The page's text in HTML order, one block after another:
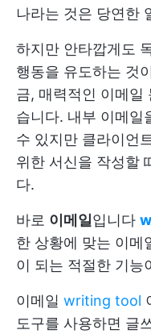
나라는 것은 당연한
하지만 안타깝게도
행동을 유도하는 것
금, 매력적인 이메일
습니다. 내부 이메일
수 있지만 클라이언
위한 서신을 작성할
다.
바로 이메일 입니다
한 상황에 맞는 이메
이 되는 적절한 기능
이메일 writing tool
도구를 사용하면 글